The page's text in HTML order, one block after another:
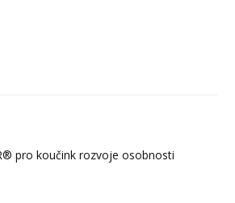
pro koučink rozvoje osobnosti